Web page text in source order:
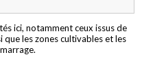
ici, notamment ceux issus de
que les zones cultivables et les